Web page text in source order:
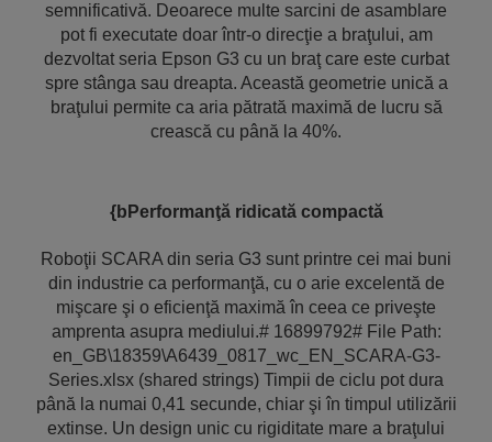
semnificativă. Deoarece multe sarcini de asamblare
pot fi executate doar într-o direcţie a braţului, am
dezvoltat seria Epson G3 cu un braţ care este curbat
spre stânga sau dreapta. Această geometrie unică a
braţului permite ca aria pătrată maximă de lucru să
crească cu până la 40%.
{bPerformanţă ridicată compactă
Roboţii SCARA din seria G3 sunt printre cei mai buni
din industrie ca performanţă, cu o arie excelentă de
mişcare şi o eficienţă maximă în ceea ce priveşte
amprenta asupra mediului.# 16899792# File Path:
en_GB\18359\A6439_0817_wc_EN_SCARA-G3-
Series.xlsx (shared strings) Timpii de ciclu pot dura
până la numai 0,41 secunde, chiar şi în timpul utilizării
extinse. Un design unic cu rigiditate mare a braţului